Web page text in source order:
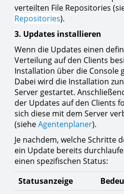
verteilten File Repositories
Repositories).
3. Updates installieren
Wenn die Updates einen
Verteilung auf den Clients
Installation über die Console
Dabei wird die Installation
Server gestartet.
der Updates auf den Clients
sich diese mit dem Server
(sieheAgentenplaner).
Je nachdem, welche Schritte
ein Update bereits
einen spezifischen Status:
Statusanzeige